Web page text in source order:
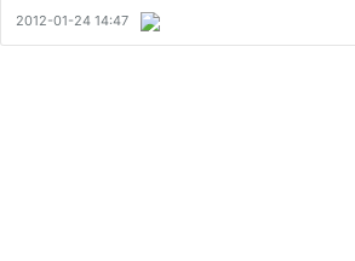
2012-01-24 14:47